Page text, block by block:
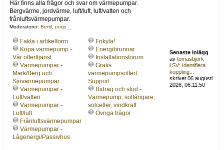
Här finns alla frågor och svar om värmepumpar.
Bergvärme, jordvärme, luft/luft, luft/vatten och
frånluftsvärmepumpar.
Moderatorer: Bertil, purjo__
Fakta i artikelform
Köpa värmepump -
Vår offerttjänst.
Värmepumpar -
Mark/Berg och
Sjövärmepumpar.
Värmepumpar -
Luft/vatten
Värmepumpar -
Luft/luft
Frånluftsvärmepumpar
Värmepumpar -
Lågenergi/Passivhus
Frikyla!
Energibrunnar
Installationsforum
Gratis
värmepumpsoffert,
Support
Bidrag och stöd -
Värmepump, solfångare,
solceller, vindkraft
Övriga frågor
Senaste inlägg
avtomasbjork
iSV: Identifiera
koppling...
skrivet 06 augusti
2026, 06:11:50